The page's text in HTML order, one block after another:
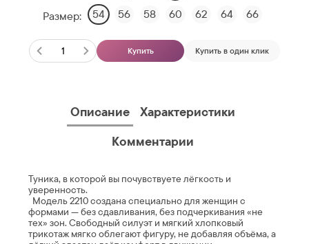
Размер:
54 56 58 60 62 64 66
Купить Купить в один клик
Описание
Характеристики
Комментарии
Туника, в которой вы почувствуете лёгкость и
уверенность.
Модель 2210 создана специально для женщин с
формами — без сдавливания, без подчеркивания «не
тех» зон. Свободный силуэт и мягкий хлопковый
трикотаж мягко облегают фигуру, не добавляя объёма, а